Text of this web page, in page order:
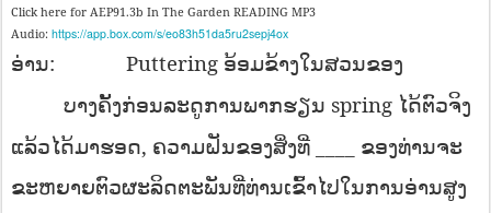
Click here for AEP91.3b In The Garden READING MP3
Audio: https://app.box.com/s/eo83h51da5ru2sepj4ox
ອ່ານ​: Puttering ອ້ອມ​ຂ້າງ​ໃນ​ສວນ​ຂອງ
ບາງ​ຄັ້ງ​ກ່ອນ​ລະ​ດູ​ການ​ພາກ​ຮຽນ spring ໄດ້​ຕົວ​ຈິງ​
ແລ້ວ​ໄດ້​ມາ​ຮອດ​, ຄວາມ​ຝັນ​ຂອງ​ສິ່ງ​ທີ່
ຂອງ​ທ່ານ​ຈະ​
ຂະ​ຫຍາຍ​ຕົວ​ຜະ​ລິດ​ຕະ​ພັນ​ທີ່​ທ່ານ​ເຂົ້າ​ໄປ​ໃນ​ການ​ອ່ານ​ສູງ​